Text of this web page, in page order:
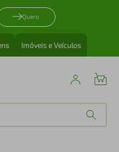
Quero
Imóveis e Veículos